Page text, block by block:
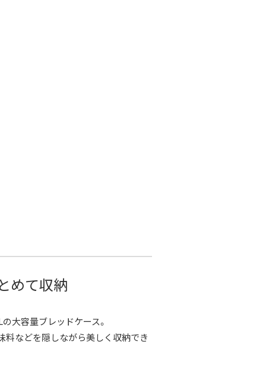
めて収納
大容量ブレッドケース。
料などを隠しながら美しく収納でき